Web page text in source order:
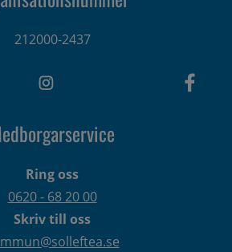
212000-2437
Ring oss
0620 - 68 20 00
Skriv till oss